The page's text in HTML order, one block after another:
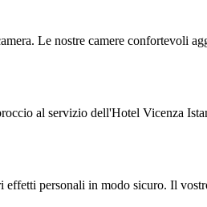
Le nostre camere confortevoli
al servizio dell'Hotel Vicenza
personali in modo sicuro. Il